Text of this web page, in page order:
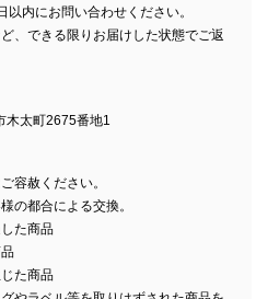
内にお問い合わせください。
、できる限りお届けした状態でご返
太町2675番地1
容赦ください。
の都合による交換。
た商品
た商品